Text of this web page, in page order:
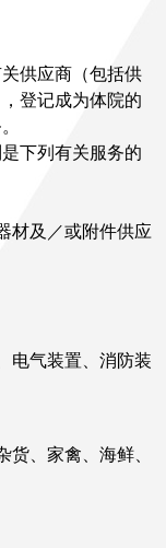
供应商（包括供
登记成为体院的
下列有关服务的
材及／或附件供应
电气装置、消防装
、家禽、海鲜、